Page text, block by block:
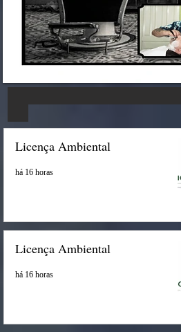
Notícia
Licença Ambiental
há 16 horas
Licença Ambiental
há 16 horas